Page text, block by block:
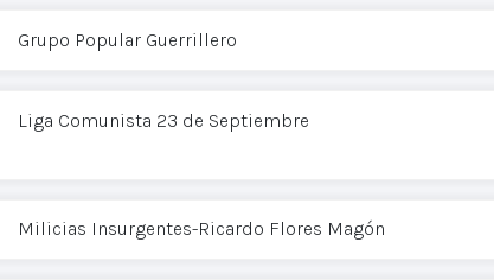
Grupo Popular Guerrillero
Liga Comunista 23 de Septiembre
Milicias Insurgentes-Ricardo Flores Magón